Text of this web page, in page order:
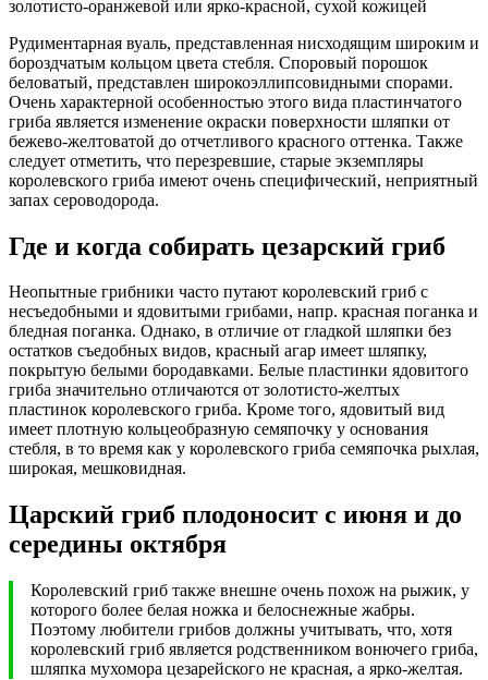
Рудиментарная вуаль, представленная нисходящим широким и
бороздчатым кольцом цвета стебля. Споровый порошок
беловатый, представлен широкоэллипсовидными спорами.
Очень характерной особенностью этого вида пластинчатого
гриба является изменение окраски поверхности шляпки от
бежево-желтоватой до отчетливого красного оттенка. Также
следует отметить, что перезревшие, старые экземпляры
королевского гриба имеют очень специфический, неприятный
запах сероводорода.
Где и когда собирать цезарский гриб
Неопытные грибники часто путают королевский гриб с
несъедобными и ядовитыми грибами, напр. красная поганка и
бледная поганка. Однако, в отличие от гладкой шляпки без
остатков съедобных видов, красный агар имеет шляпку,
покрытую белыми бородавками. Белые пластинки ядовитого
гриба значительно отличаются от золотисто-желтых
пластинок королевского гриба. Кроме того, ядовитый вид
имеет плотную кольцеобразную семяпочку у основания
стебля, в то время как у королевского гриба семяпочка рыхлая,
широкая, мешковидная.
Царский гриб плодоносит с июня и до
середины октября
Королевский гриб также внешне очень похож на рыжик, у
которого более белая ножка и белоснежные жабры.
Поэтому любители грибов должны учитывать, что, хотя
королевский гриб является родственником вонючего гриба,
шляпка мухомора цезарейского не красная, а ярко-желтая.